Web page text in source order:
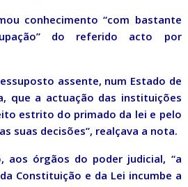
conhecimento “com bastante
do referido acto por
assente, num Estado de
que a actuação das instituições
estrito do primado da lei e pelo
suas decisões”, realçava a nota.
aos órgãos do poder judicial, “a
Constituição e da Lei incumbe a